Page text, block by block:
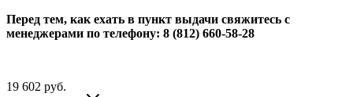
Перед тем, как ехать в пункт выдачи свяжитесь с
менеджерами по телефону: 8 (812) 660-58-28
19 602 руб.